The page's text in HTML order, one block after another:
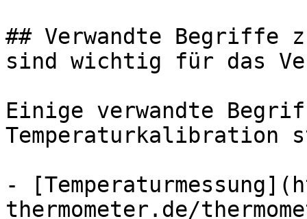
## Verwandte Begriffe
sind wichtig für das
Einige verwandte
Temperaturkalibration
-
thermometer.de/